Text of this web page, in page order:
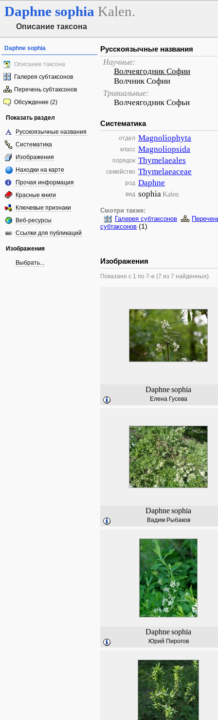
Daphne sophia Kalen.
Описание таксона
Daphne sophia
Описание таксона
Галерея субтаксонов
Перечень субтаксонов
Обсуждение (2)
Показать раздел
Русскоязычные названия
Систематика
Изображения
Находки на карте
Прочая информация
Красные книги
Ключевые признаки
Веб-ресурсы
Ссылки для публикаций
Изображения
Выбрать...
Русскоязычные названия
Научные:
Волчеягодник Софии
Волчник Софии
Тривиальные:
Волчеягодник Софьи
Систематика
отдел Magnoliophyta
класс Magnoliopsida
порядок Thymelaeales
семейство Thymelaeaceae
род Daphne
вид sophiaKalen.
Смотри также:
Галерея субтаксонов
субтаксонов (1)
Изображения
Показано с 1 по 7-е (7 из 7 найденных)
Daphnesophia
Елена Гусева
Daphnesophia
Вадим Рыбаков
Daphnesophia
Юрий Пирогов